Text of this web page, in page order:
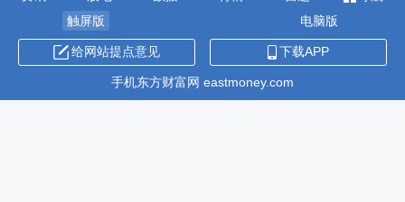
触屏版
电脑版
给网站提点意见 下载APP
手机东方财富网 eastmoney.com